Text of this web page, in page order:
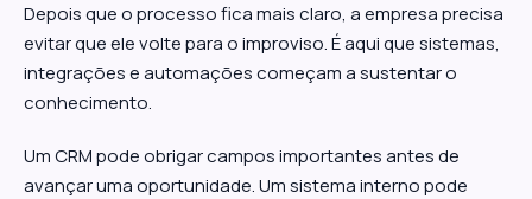
Depois que o processo fica mais claro, a empresa precisa
evitar que ele volte para o improviso. É aqui que sistemas,
integrações e automações começam a sustentar o
conhecimento.
Um CRM pode obrigar campos importantes antes de
avançar uma oportunidade. Um sistema interno pode